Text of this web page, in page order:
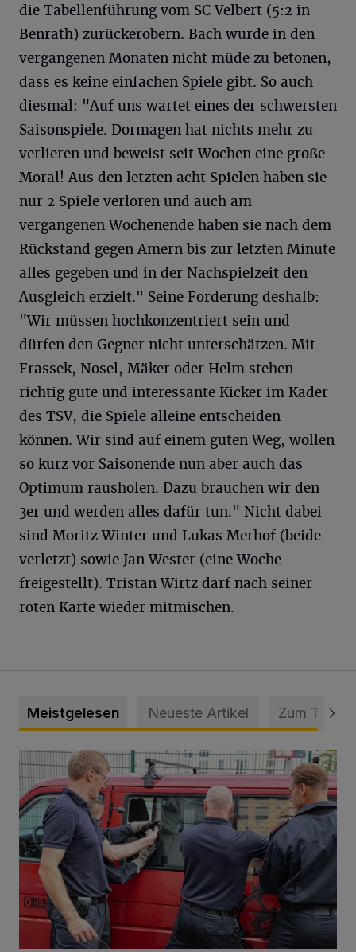
die Tabellenführung vom SC Velbert (5:2 in
Benrath) zurückerobern. Bach wurde in den
vergangenen Monaten nicht müde zu betonen,
dass es keine einfachen Spiele gibt. So auch
diesmal: "Auf uns wartet eines der schwersten
Saisonspiele. Dormagen hat nichts mehr zu
verlieren und beweist seit Wochen eine große
Moral! Aus den letzten acht Spielen haben sie
nur 2 Spiele verloren und auch am
vergangenen Wochenende haben sie nach dem
Rückstand gegen Amern bis zur letzten Minute
alles gegeben und in der Nachspielzeit den
Ausgleich erzielt." Seine Forderung deshalb:
"Wir müssen hochkonzentriert sein und
dürfen den Gegner nicht unterschätzen. Mit
Frassek, Nosel, Mäker oder Helm stehen
richtig gute und interessante Kicker im Kader
des TSV, die Spiele alleine entscheiden
können. Wir sind auf einem guten Weg, wollen
so kurz vor Saisonende nun aber auch das
Optimum rausholen. Dazu brauchen wir den
3er und werden alles dafür tun." Nicht dabei
sind Moritz Winter und Lukas Merhof (beide
verletzt) sowie Jan Wester (eine Woche
freigestellt). Tristan Wirtz darf nach seiner
roten Karte wieder mitmischen.
Meistgelesen Neueste Artikel Zum Thema
Feuerwehr befreit Kind aus verschlossenem VW Bulli